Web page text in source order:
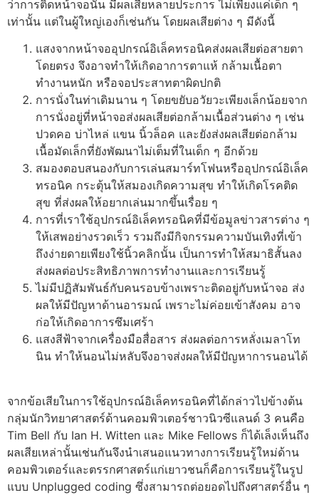
ว่าการติดหน้าจอนั้น มีผลเสียหลายประการ ไม่เพียงแค่เด็ก ๆ
เท่านั้น แต่ในผู้ใหญ่เองก็เช่นกัน โดยผลเสียต่าง ๆ มีดังนี้
แสงจากหน้าจออุปกรณ์อิเล็คทรอนิคส่งผลเสียต่อสายตา
โดยตรง จึงอาจทำให้เกิดอาการตาแห้ กล้ามเนื้อตา
ทำงานหนัก หรือจอประสาทตาผิดปกติ
การนั่งในท่าเดิมนาน ๆ โดยขยับอวัยวะเพียงเล็กน้อยจาก
การนั่งอยู่ที่หน้าจอส่งผลเสียต่อกล้ามเนื้อส่วนต่าง ๆ เช่น
ปวดคอ บ่าไหล่ แขน นิ้วล็อค และยังส่งผลเสียต่อกล้าม
เนื้อมัดเล็กที่ยังพัฒนาไม่เต็มที่ในเด็ก ๆ อีกด้วย
สมองตอบสนองกับการเล่นสมาร์ทโฟนหรืออุปกรณ์อิเล็ค
ทรอนิค กระตุ้นให้สมองเกิดความสุข ทำให้เกิดโรคติด
สุข ที่ส่งผลให้อยากเล่นมากขึ้นเรื่อย ๆ
การที่เราใช้อุปกรณ์อิเล็คทรอนิคที่มีข้อมูลข่าวสารต่าง ๆ
ให้เสพอย่างรวดเร็ว รวมถึงมีกิจกรรมความบันเทิงที่เข้า
ถึงง่ายดายเพียงใช้นิ้วคลิกนั้น เป็นการทำให้สมาธิสั้นลง
ส่งผลต่อประสิทธิภาพการทำงานและการเรียนรู้
ไม่มีปฏิสัมพันธ์กับคนรอบข้างเพราะติดอยู่กับหน้าจอ ส่ง
ผลให้มีปัญหาด้านอารมณ์ เพราะไม่ค่อยเข้าสังคม อาจ
ก่อให้เกิดอาการซึมเศร้า
แสงสีฟ้าจากเครื่องมือสื่อสาร ส่งผลต่อการหลั่งเมลาโท
นิน ทำให้นอนไม่หลับจึงอาจส่งผลให้มีปัญหาการนอนได้
จากข้อเสียในการใช้อุปกรณ์อิเล็คทรอนิคที่ได้กล่าวไปข้างต้น
กลุ่มนักวิทยาศาสตร์ด้านคอมพิวเตอร์ชาวนิวซีแลนด์ 3 คนคือ
Tim Bell กับ Ian H. Witten และ Mike Fellows ก็ได้เล็งเห็นถึง
ผลเสียเหล่านั้นเช่นกันจึงนำเสนอแนวทางการเรียนรู้ใหม่ด้าน
คอมพิวเตอร์และตรรกศาสตร์แก่เยาวชนก็คือการเรียนรู้ในรูป
แบบ Unplugged coding ซึ่งสามารถต่อยอดไปถึงศาสตร์อื่น ๆ